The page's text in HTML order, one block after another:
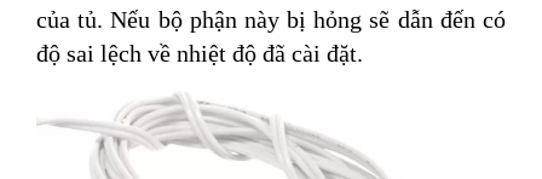
của tủ. Nếu bộ phận này bị hỏng sẽ dẫn đến có
độ sai lệch về nhiệt độ đã cài đặt.